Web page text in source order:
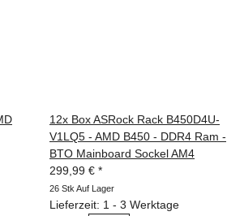
12x Box ASRock Rack B450D4U-
V1LQ5 - AMD B450 - DDR4 Ram -
BTO Mainboard Sockel AM4
299,99 € *
26 Stk Auf Lager
Lieferzeit: 1 - 3 Werktage